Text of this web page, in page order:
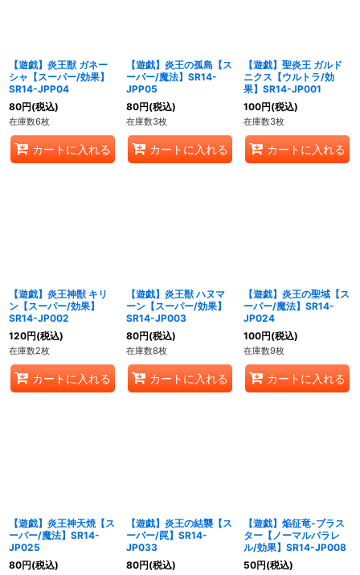
【遊戯】炎王獣 ガネー
シャ【スーパー/効果】
SR14-JPP04
80円(税込)
在庫数6枚
カートに入れる
【遊戯】炎王の孤島【ス
ーパー/魔法】SR14-
JPP05
80円(税込)
在庫数3枚
カートに入れる
【遊戯】聖炎王 ガルド
ニクス【ウルトラ/効
果】SR14-JP001
100円(税込)
在庫数3枚
カートに入れる
【遊戯】炎王神獣 キリ
ン【スーパー/効果】
SR14-JP002
120円(税込)
在庫数2枚
カートに入れる
【遊戯】炎王獣 ハヌマ
ーン【スーパー/効果】
SR14-JP003
80円(税込)
在庫数8枚
カートに入れる
【遊戯】炎王の聖域【ス
ーパー/魔法】SR14-
JP024
100円(税込)
在庫数9枚
カートに入れる
【遊戯】炎王神天焼【ス
ーパー/魔法】SR14-
JP025
80円(税込)
【遊戯】炎王の結襲【ス
ーパー/罠】SR14-
JP033
80円(税込)
【遊戯】焔征竜-ブラス
ター【ノーマルパラレ
ル/効果】SR14-JP008
50円(税込)